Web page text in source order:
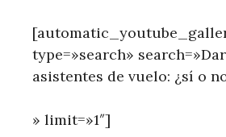
type=»search»
asistentes de vuelo: ¿sí o
» limit=»1″]